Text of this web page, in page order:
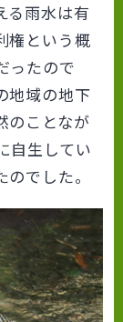
る雨水は有
権という概
ったので
地域の地下
のことなが
自生してい
でした。